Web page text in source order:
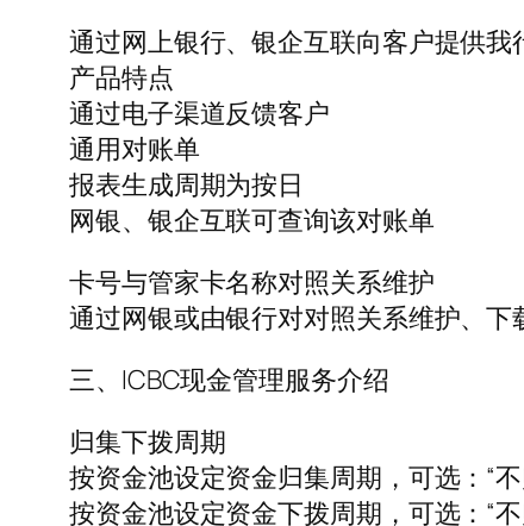
通过网上银行、银企互联向客户提供我
产品特点
通过电子渠道反馈客户
通用对账单
报表生成周期为按日
网银、银企互联可查询该对账单
卡号与管家卡名称对照关系维护
通过网银或由银行对对照关系维护、下
三、ICBC现金管理服务介绍
归集下拨周期
按资金池设定资金归集周期，可选：“不
按资金池设定资金下拨周期，可选：“不